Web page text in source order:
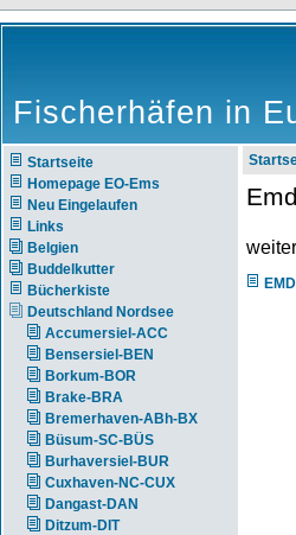
Fischerhäfen in
Startseite
Homepage EO-Ems
Neu Eingelaufen
Links
Belgien
Buddelkutter
Bücherkiste
Deutschland Nordsee
Accumersiel-ACC
Bensersiel-BEN
Borkum-BOR
Brake-BRA
Bremerhaven-ABh-BX
Büsum-SC-BÜS
Burhaversiel-BUR
Cuxhaven-NC-CUX
Dangast-DAN
Ditzum-DIT